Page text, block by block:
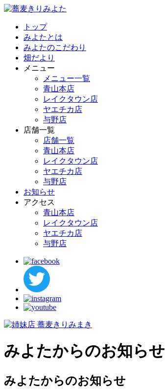
トップ
みよたとは
みよたのこだわり
畑だより
メニュー
メニュー一覧
青山本店
レイクタウン店
ヤエチカ店
与野店
店舗一覧
店舗一覧
青山本店
レイクタウン店
ヤエチカ店
与野店
お知らせ
アクセス
青山本店
レイクタウン店
ヤエチカ店
与野店
みよたからのお知らせ
みよたからのお知らせ